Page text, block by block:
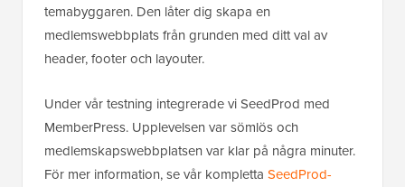
temabyggaren. Den låter dig skapa en
medlemswebbplats från grunden med ditt val av
header, footer och layouter.
Under vår testning integrerade vi SeedProd med
MemberPress. Upplevelsen var sömlös och
medlemskapswebbplatsen var klar på några minuter.
För mer information, se vår kompletta SeedProd-